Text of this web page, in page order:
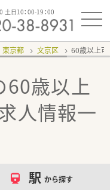
土日10：00-19：00
東京都 文京区 60歳以上可
60歳以上
人情報一
駅 から探す